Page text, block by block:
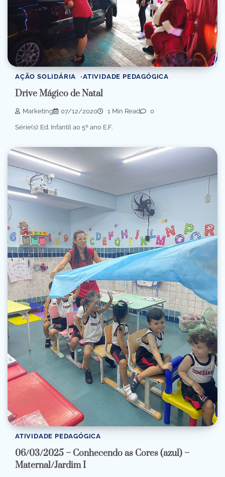
AÇÃO SOLIDÁRIA ATIVIDADE PEDAGÓGICA
Drive Mágico de Natal
Marketing 07/12/2020 1 Min Read 0
Série(s): Ed. Infantil ao 5º ano E.F.
ATIVIDADE PEDAGÓGICA
06/03/2025 – Conhecendo as Cores (azul) –
Maternal/Jardim I